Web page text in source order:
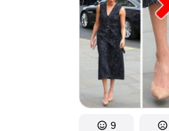
traição,
adultos.
9